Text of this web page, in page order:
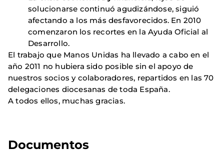
solucionarse continuó agudizándose, siguió
afectando a los más desfavorecidos. En 2010
comenzaron los recortes en la Ayuda Oficial al
Desarrollo.
El trabajo que Manos Unidas ha llevado a cabo en el
año 2011 no hubiera sido posible sin el apoyo de
nuestros socios y colaboradores, repartidos en las 70
delegaciones diocesanas de toda España.
A todos ellos, muchas gracias.
Documentos